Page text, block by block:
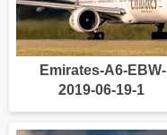
Emirates-A6-EBW-
2019-06-19-1